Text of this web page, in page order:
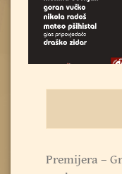
Premijera –